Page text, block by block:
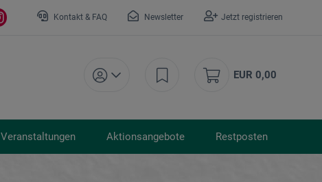
Kontakt & FAQ Newsletter Jetzt registrieren
EUR 0,00
Veranstaltungen Aktionsangebote Restposten